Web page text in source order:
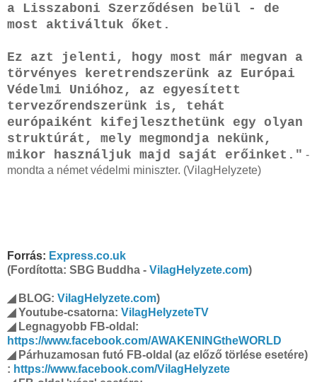
a Lisszaboni Szerződésen belül - de
most aktiváltuk őket.
Ez azt jelenti, hogy most már megvan a
törvényes keretrendszerünk az Európai
Védelmi Unióhoz, az egyesített
tervezőrendszerünk is, tehát
európaiként kifejleszthetünk egy olyan
struktúrát, mely megmondja nekünk,
mikor használjuk majd saját erőinket." -
mondta a német védelmi miniszter. (VilagHelyzete)
Forrás: Express.co.uk
(Fordította: SBG Buddha - VilagHelyzete.com)
◢ BLOG: VilagHelyzete.com)
◢ Youtube-csatorna: VilagHelyzeteTV
◢ Legnagyobb FB-oldal:
https://www.facebook.com/AWAKENINGtheWORLD
◢ Párhuzamosan futó FB-oldal (az előző törlése esetére)
: https://www.facebook.com/VilagHelyzete